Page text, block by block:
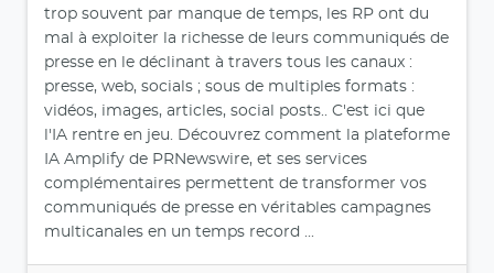
trop souvent par manque de temps, les RP ont du
mal à exploiter la richesse de leurs communiqués de
presse en le déclinant à travers tous les canaux :
presse, web, socials ; sous de multiples formats :
vidéos, images, articles, social posts.. C'est ici que
l'IA rentre en jeu. Découvrez comment la plateforme
IA Amplify de PRNewswire, et ses services
complémentaires permettent de transformer vos
communiqués de presse en véritables campagnes
multicanales en un temps record ...